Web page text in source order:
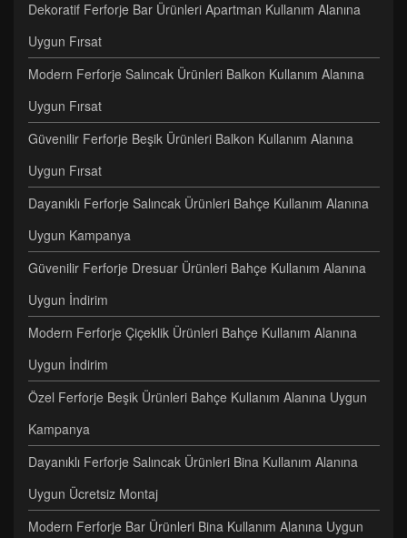
Dekoratif Ferforje Bar Ürünleri Apartman Kullanım Alanına
Uygun Fırsat
Modern Ferforje Salıncak Ürünleri Balkon Kullanım Alanına
Uygun Fırsat
Güvenilir Ferforje Beşik Ürünleri Balkon Kullanım Alanına
Uygun Fırsat
Dayanıklı Ferforje Salıncak Ürünleri Bahçe Kullanım Alanına
Uygun Kampanya
Güvenilir Ferforje Dresuar Ürünleri Bahçe Kullanım Alanına
Uygun İndirim
Modern Ferforje Çiçeklik Ürünleri Bahçe Kullanım Alanına
Uygun İndirim
Özel Ferforje Beşik Ürünleri Bahçe Kullanım Alanına Uygun
Kampanya
Dayanıklı Ferforje Salıncak Ürünleri Bina Kullanım Alanına
Uygun Ücretsiz Montaj
Modern Ferforje Bar Ürünleri Bina Kullanım Alanına Uygun